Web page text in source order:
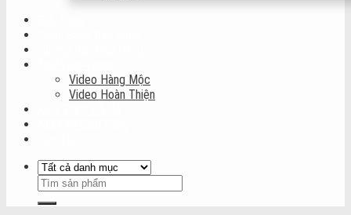
Video Hàng Mộc
Video Hoàn Thiện